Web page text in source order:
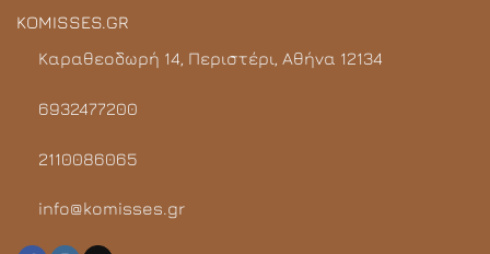
KOMISSES.GR
Καραθεοδωρή 14, Περιστέρι, Αθήνα 12134
6932477200
2110086065
info@komisses.gr